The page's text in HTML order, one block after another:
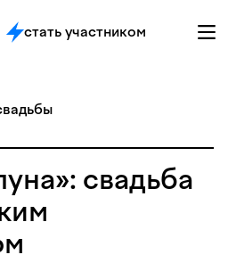
стать участником
свадьба